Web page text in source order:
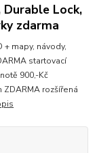
Lock,
zdarma
+ mapy, návody,
startovací
900,-Kč
rozšířená